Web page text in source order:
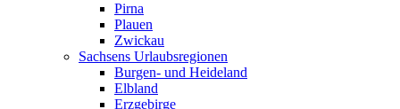
Pirna
Plauen
Zwickau
Sachsens Urlaubsregionen
Burgen- und Heideland
Elbland
Erzgebirge